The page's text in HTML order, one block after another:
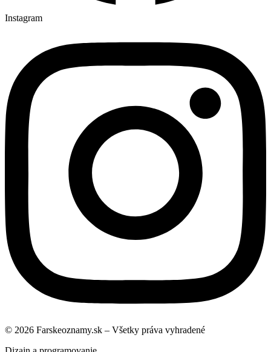
Instagram
© 2026 Farskeoznamy.sk – Všetky práva vyhradené